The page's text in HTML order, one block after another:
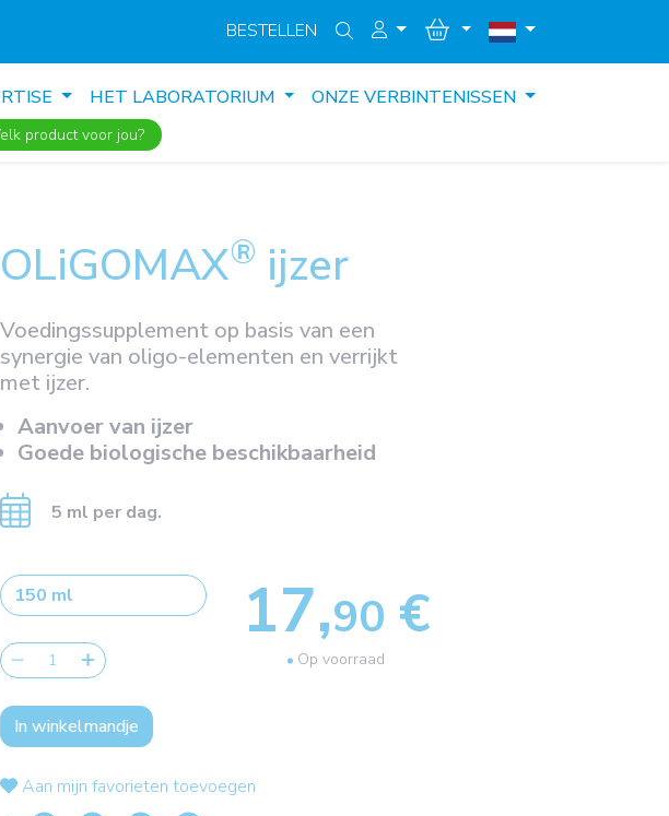
BESTELLEN
HET LABORATORIUM ONZE VERBINTENISSEN
product voor jou?
OLiGOMAX® ijzer
Voedingssupplement op basis van een
synergie van oligo-elementen en verrijkt
met ijzer.
Aanvoer van ijzer
Goede biologische beschikbaarheid
5 ml per dag.
17,90 €
Op voorraad
In winkelmandje
Aan mijn favorieten toevoegen